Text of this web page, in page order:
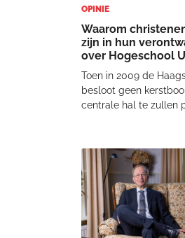
OPINIE
Waarom
zijn in hun
over Hogeschool
Toen in 2009 de
besloot geen
centrale hal te zullen
christelijk zijn. De
ondertussen niet te
kerstb